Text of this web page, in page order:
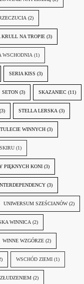
(2)
KRULL NA TROPIE (3)
WSCHODNIA (1)
SERIA KISS (3)
SETON (3) SKAZANIEC (11)
(3) STELLA LERSKA (3)
WINNYCH (3)
(1)
PIĘKNYCH KONI (3)
(3)
UNIWERSUM SZEŚCIANÓW (2)
WINNICA (2)
WINNE WZGÓRZE (2)
WSCHÓD ZIEMI (1)
(2)